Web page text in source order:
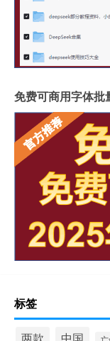
免费可商用字体批
标签